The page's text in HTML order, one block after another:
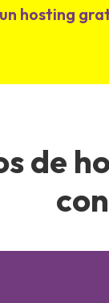
hosting
de